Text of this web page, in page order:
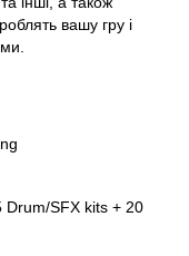
вашу гру і
SFX kits + 20